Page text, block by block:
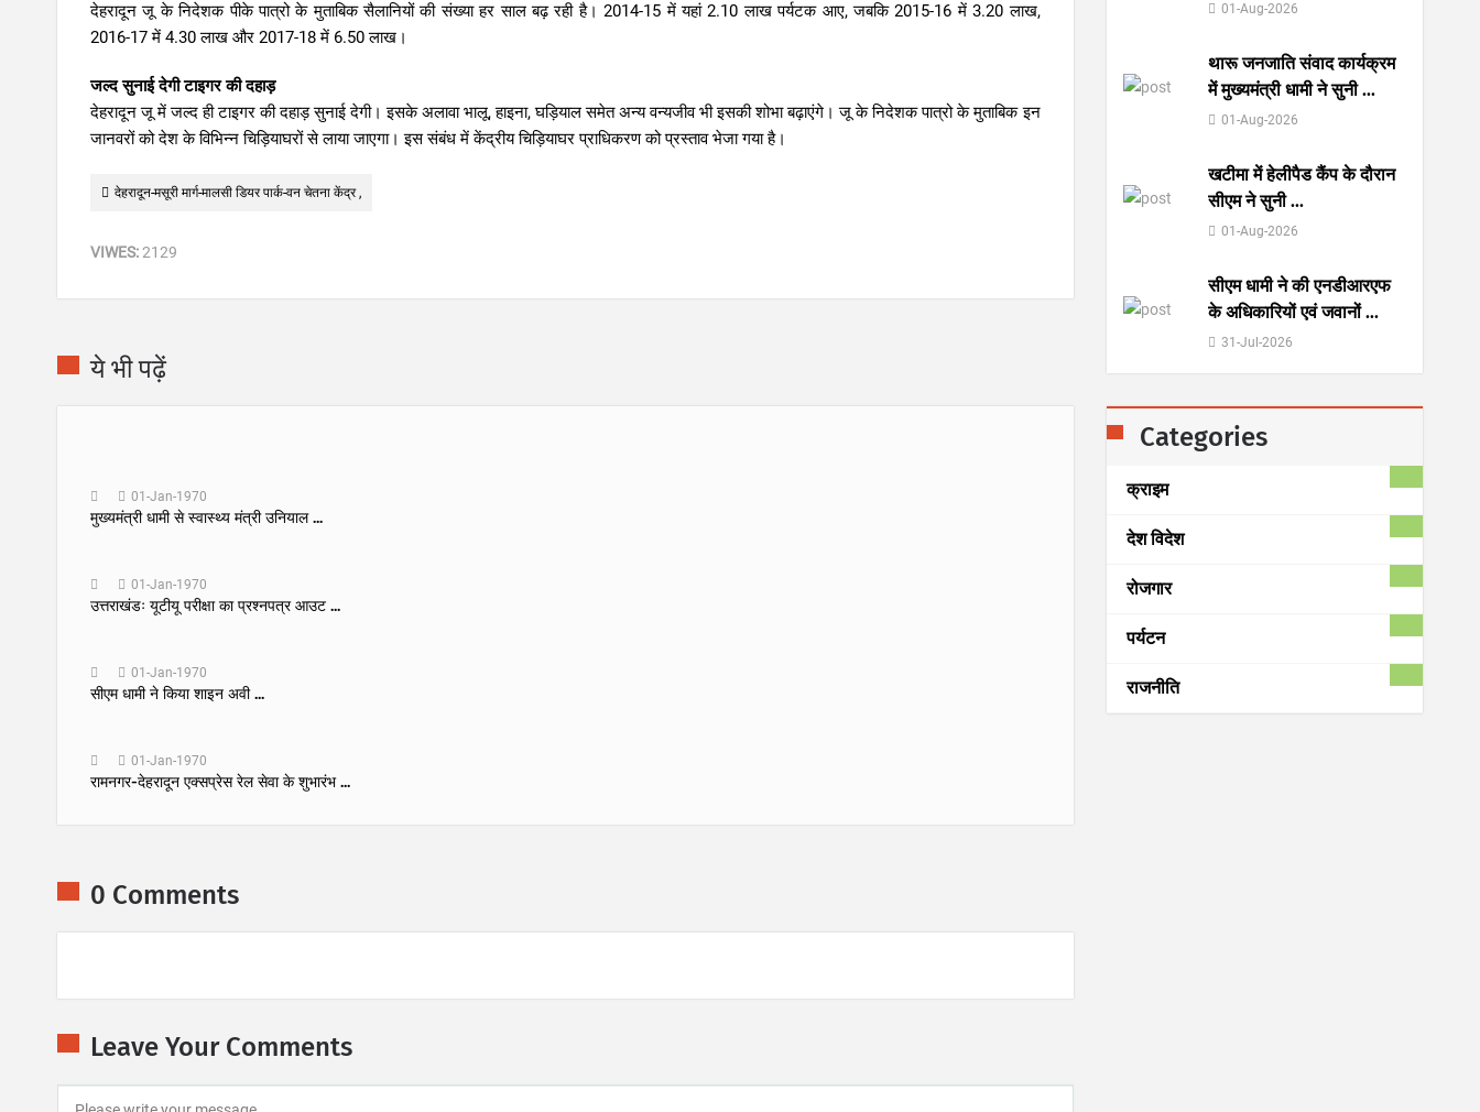
देहरादून जू के निदेशक पीके पात्रो के मुताबिक सैलानियों की संख्या हर साल बढ़ रही है। 2014-15 में यहां 2.10 लाख पर्यटक आए, जबकि 2015-16 में 3.20 लाख,
2016-17 में 4.30 लाख और 2017-18 में 6.50 लाख।
जल्द सुनाई देगी टाइगर की दहाड़
देहरादून जू में जल्द ही टाइगर की दहाड़ सुनाई देगी। इसके अलावा भालू, हाइना, घड़ियाल समेत अन्य वन्यजीव भी इसकी शोभा बढ़ाएंगे। जू के निदेशक पात्रो के मुताबिक इन
जानवरों को देश के विभिन्न चिड़ियाघरों से लाया जाएगा। इस संबंध में केंद्रीय चिड़ियाघर प्राधिकरण को प्रस्ताव भेजा गया है।
देहरादून-मसूरी मार्ग-मालसी डियर पार्क-वन चेतना केंद्र ,
VIWES:2129
ये भी पढ़ें
01-Jan-1970
मुख्यमंत्री धामी से स्वास्थ्य मंत्री उनियाल ...
01-Jan-1970
उत्तराखंडः यूटीयू परीक्षा का प्रश्नपत्र आउट ...
01-Jan-1970
सीएम धामी ने किया शाइन अवी ...
01-Jan-1970
रामनगर-देहरादून एक्सप्रेस रेल सेवा के शुभारंभ ...
0 Comments
Leave Your Comments
01-Aug-2026
थारू जनजाति संवाद कार्यक्रम
में मुख्यमंत्री धामी ने सुनी...
01-Aug-2026
खटीमा में हेलीपैड कैंप के दौरान
सीएम ने सुनी...
01-Aug-2026
सीएम धामी ने की एनडीआरएफ
के अधिकारियों एवं जवानों...
31-Jul-2026
Categories
क्राइम
देश विदेश
रोजगार
पर्यटन
राजनीति